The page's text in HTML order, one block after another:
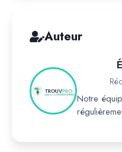
Auteur
Notre